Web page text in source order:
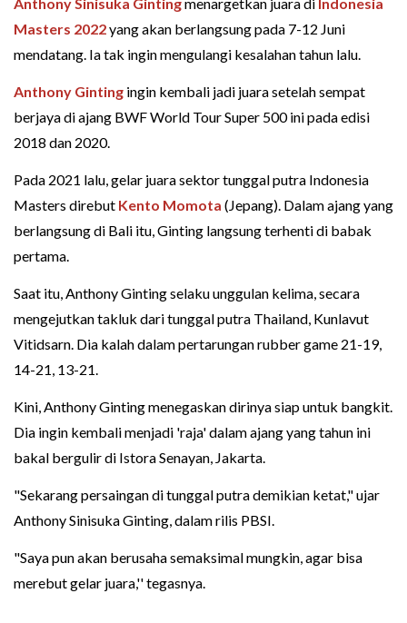
Masters 2022yang akan berlangsung pada 7-12 Juni
mendatang. Ia tak ingin mengulangi kesalahan tahun lalu.
Anthony Ginting ingin kembali jadi juara setelah sempat
berjaya di ajang BWF World Tour Super 500 ini pada edisi
2018 dan 2020.
Pada 2021 lalu, gelar juara sektor tunggal putra Indonesia
Masters direbut Kento Momota (Jepang). Dalam ajang yang
berlangsung di Bali itu, Ginting langsung terhenti di babak
pertama.
Saat itu, Anthony Ginting selaku unggulan kelima, secara
mengejutkan takluk dari tunggal putra Thailand, Kunlavut
Vitidsarn. Dia kalah dalam pertarungan rubber game 21-19,
14-21, 13-21.
Kini, Anthony Ginting menegaskan dirinya siap untuk bangkit.
Dia ingin kembali menjadi 'raja' dalam ajang yang tahun ini
bakal bergulir di Istora Senayan, Jakarta.
"Sekarang persaingan di tunggal putra demikian ketat," ujar
Anthony Sinisuka Ginting, dalam rilis PBSI.
"Saya pun akan berusaha semaksimal mungkin, agar bisa
merebut gelar juara,'' tegasnya.